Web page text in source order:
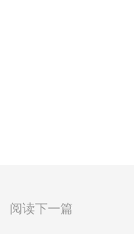
阅读下一篇